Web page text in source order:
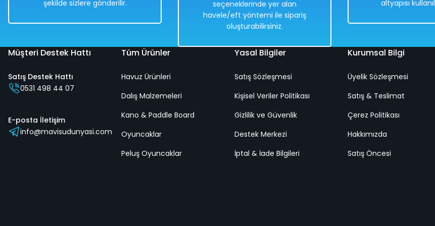
Hızlı
Teslimat
Hızlı
Kargo
Nini Baby Lion Işıklı Sesli Müzikli Çocuk Gitar - Mavi Su Dünyası Efsane Çocuk Gitar - Mavi Su Dünyası
şekilde sizlere gönderilir.
seçeneklerinde yer alan
havele/eft yöntemi ile sipariş
oluşturabilirsiniz.
altyapısı
Müşteri Destek Hattı
Satış Destek Hattı
0531 498 44 07
E-posta İletişim
info@mavisudunyasi.com
Tüm Ürünler
Havuz Ürünleri
Dalış Malzemeleri
Kano & Paddle Board
Oyuncaklar
Peluş Oyuncaklar
Yasal Bilgiler
Satış Sözleşmesi
Kişisel Veriler Politikası
Gizlilik ve Güvenlik
Destek Merkezi
İptal & İade Bilgileri
Kurumsal Bilgi
Üyelik Sözleşmesi
Satış & Teslimat
Çerez Politikası
Hakkımızda
Satış Öncesi